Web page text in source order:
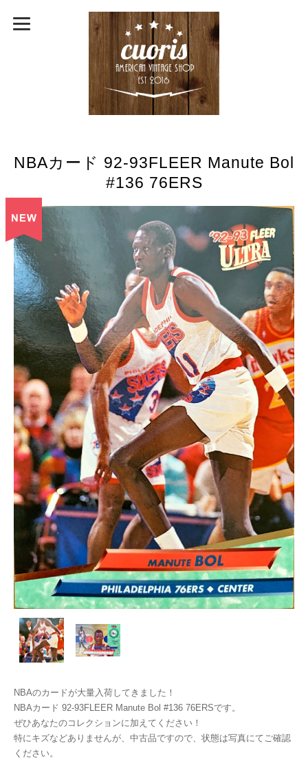
NBAカード 92-93FLEER Manute Bol
#136 76ERS
NBAのカードが大量入荷してきました！
NBAカード 92-93FLEER Manute Bol #136 76ERSです。
ぜひあなたのコレクションに加えてください！
特にキズなどありませんが、中古品ですので、状態は写真にてご確認
ください。